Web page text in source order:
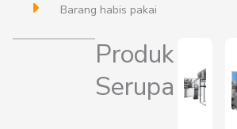
Barang habis pakai
Produk
Serupa